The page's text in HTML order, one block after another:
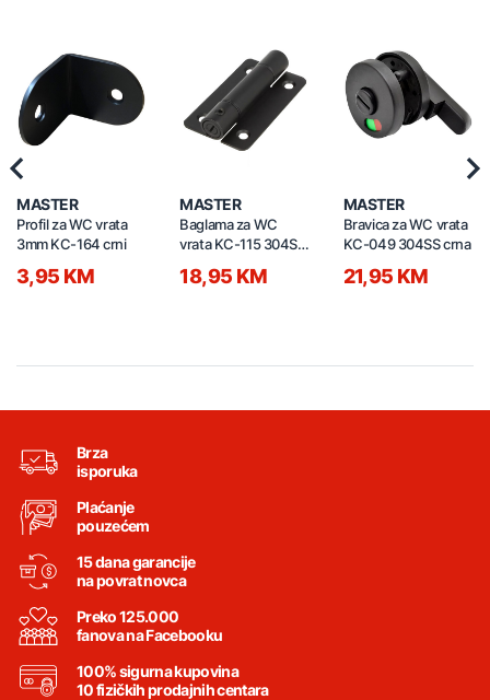
MASTER
Profil za WC vrata
3mm KC-164 crni
3,95 KM
MASTER
Baglama za WC
vrata KC-115 304SS
18,95 KM
MASTER
Bravica za WC vrata
KC-049 304SS crna
21,95 KM
Brza
isporuka
Plaćanje
pouzećem
15 dana garancije
na povrat novca
Preko 125.000
fanova na Facebooku
100% sigurna kupovina
10 fizičkih prodajnih centara